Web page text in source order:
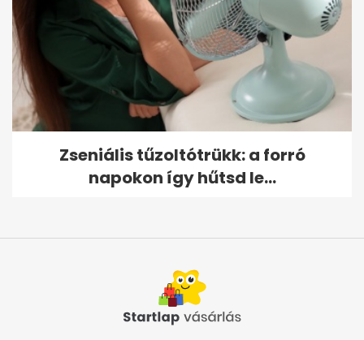
Zseniális tűzoltótrükk: a forró
napokon így hűtsd le...